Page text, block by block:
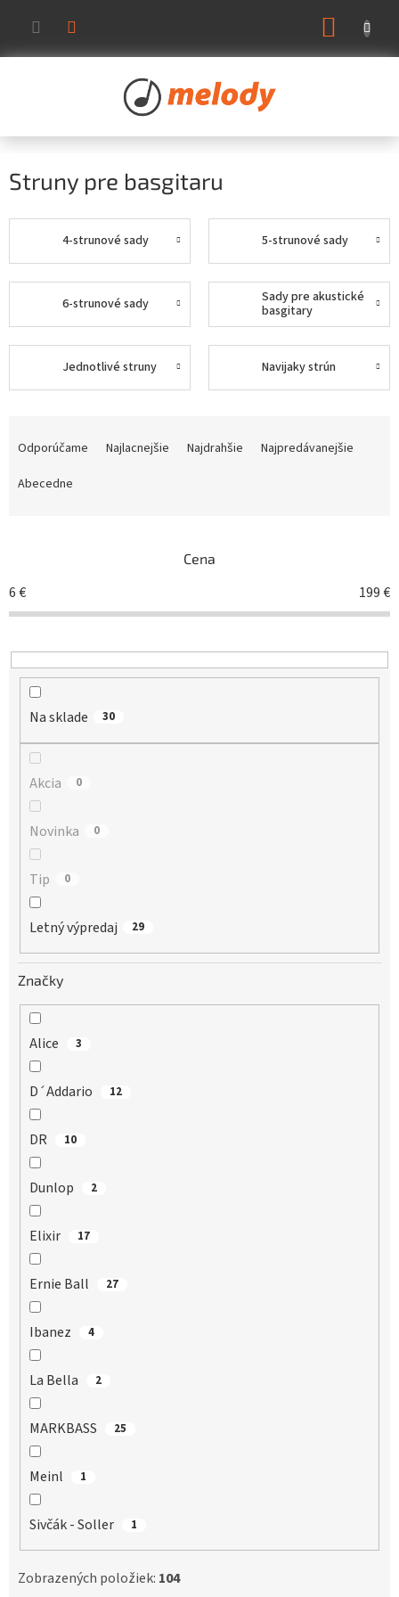
obsah
Struny pre basgitaru
4-strunové sady 5-strunové sady
6-strunové sady
Sady pre akustické
basgitary
Jednotlivé struny Navijaky strún
o
d
Odporúčame Najlacnejšie Najdrahšie
Najpredávanejšie
Abecedne
Cena
6€ 199€
Na sklade 30
Akcia 0
Novinka 0
Tip 0
Letný výpredaj 29
Značky
Alice 3
D´Addario 12
DR 10
Dunlop 2
Elixir 17
Ernie Ball 27
Ibanez 4
La Bella 2
MARKBASS 25
Meinl 1
Sivčák - Soller 1
Zobrazených položiek: 104